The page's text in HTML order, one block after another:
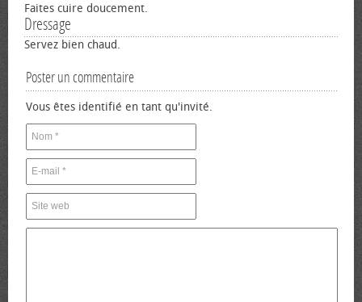
Faites cuire doucement.
Dressage
Servez bien chaud.
Poster un commentaire
Vous êtes identifié en tant qu'invité.